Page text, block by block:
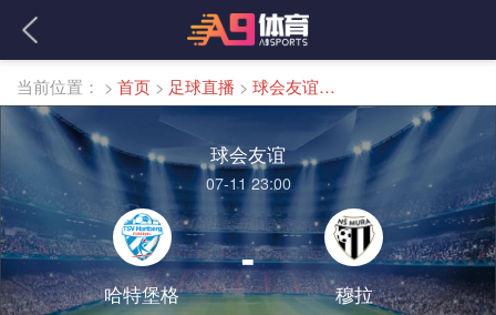
当前位置： > 首页 > 足球直播 > 球会友谊直播
球会友谊
07-11 23:00
哈特堡格
-
穆拉